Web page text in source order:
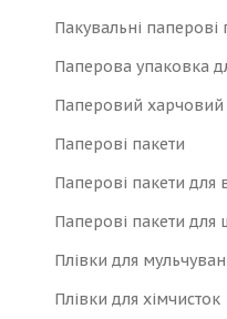
Пакувальні паперові
Паперова упаковка
Паперовий харчовий
Паперові пакети
Паперові пакети для
Паперові пакети для
Плівки для
Плівки для хімчисток